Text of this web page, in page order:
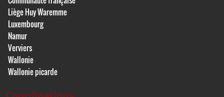
Liège Huy Waremme
Luxembourg
Namur
Verviers
Wallonie
Wallonie picarde